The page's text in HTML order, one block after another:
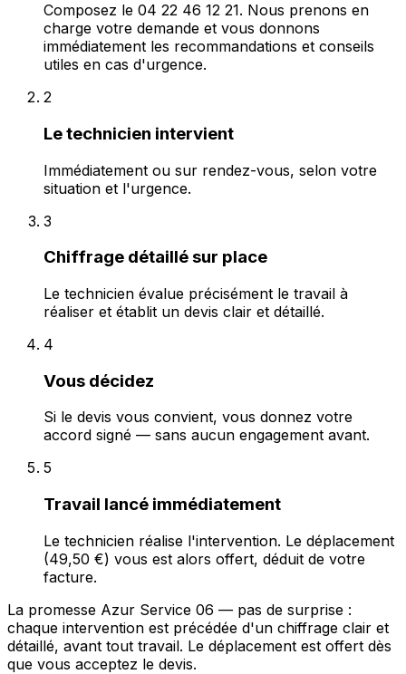
Composez le 04 22 46 12 21. Nous prenons en
charge votre demande et vous donnons
immédiatement les recommandations et conseils
utiles en cas d'urgence.
2
Le technicien intervient
Immédiatement ou sur rendez-vous, selon votre
situation et l'urgence.
3
Chiffrage détaillé sur place
Le technicien évalue précisément le travail à
réaliser et établit un devis clair et détaillé.
4
Vous décidez
Si le devis vous convient, vous donnez votre
accord signé — sans aucun engagement avant.
5
Travail lancé immédiatement
Le technicien réalise l'intervention. Le déplacement
(49,50 €) vous est alors offert, déduit de votre
facture.
La promesse Azur Service 06 — pas de surprise :
chaque intervention est précédée d'un chiffrage clair et
détaillé, avant tout travail. Le déplacement est offert dès
que vous acceptez le devis.